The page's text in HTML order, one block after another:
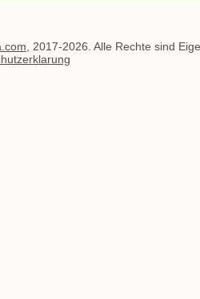
, 2017-2026. Alle Rechte sind